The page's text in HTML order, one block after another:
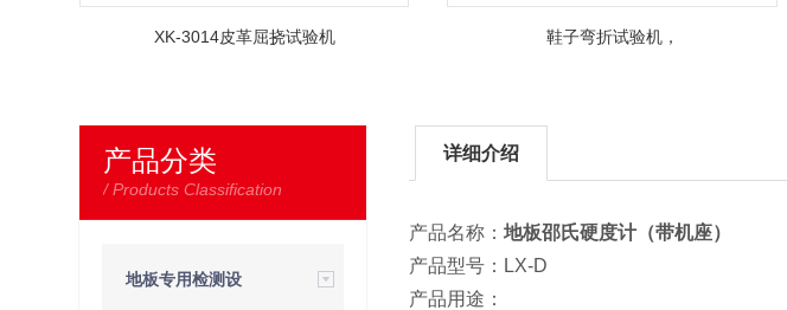
XK-3014皮革屈挠试验机 鞋子弯折试验机，
产品分类
/ Products Classification
地板专用检测设
详细介绍
产品名称：地板邵氏硬度计（带机座）
产品型号：LX-D
产品用途：